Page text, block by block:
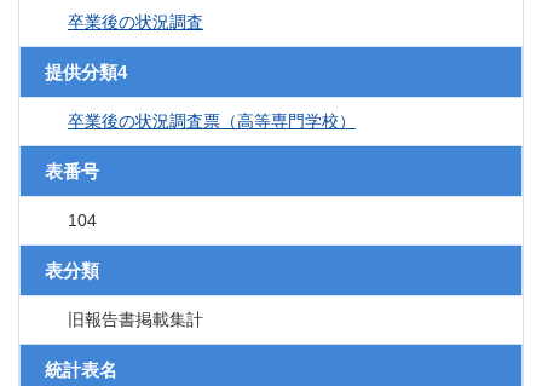
卒業後の状況調査
提供分類4
卒業後の状況調査票（高等専門学校）
表番号
104
表分類
旧報告書掲載集計
統計表名